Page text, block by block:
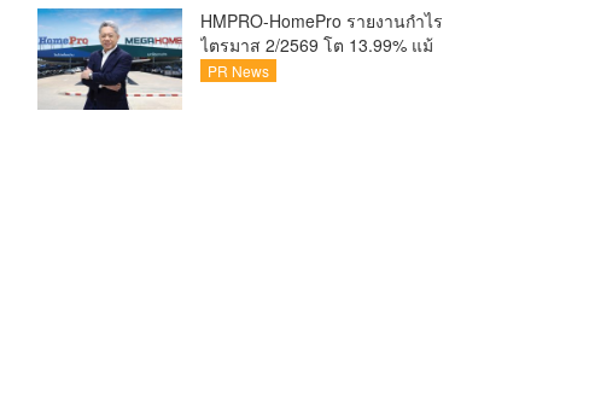
HMPRO-HomePro รายงานกำไร
ไตรมาส 2/2569 โต 13.99% แม้
เศรษฐกิจผันผวนเดินหน้าขยาย
PR News